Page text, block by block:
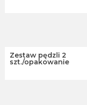
Zestaw pędzli 2
szt./opakowanie